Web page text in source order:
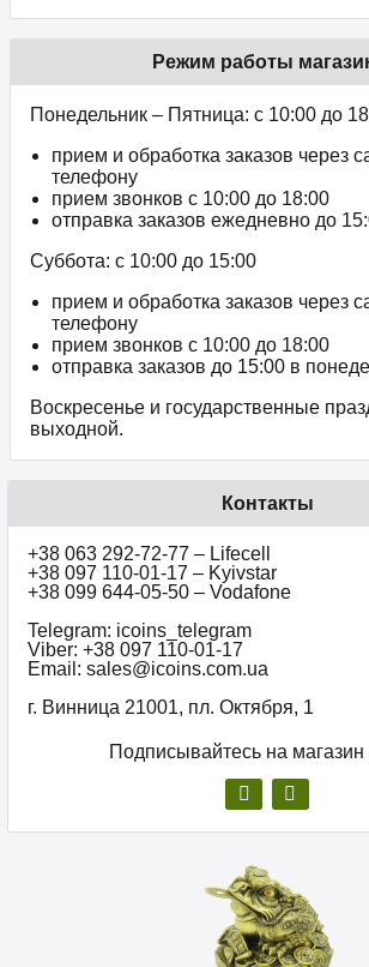
Режим работы
Понедельник – Пятница: с 10:00 до
прием и обработка заказов через
телефону
прием звонков c 10:00 до 18:00
отправка заказов ежедневно до
Суббота: с 10:00 до 15:00
прием и обработка заказов через
телефону
прием звонков c 10:00 до 18:00
отправка заказов до 15:00 в
Воскресенье и государственные
выходной.
Контакты
+38 063 292-72-77 – Lifecell
+38 097 110-01-17 – Kyivstar
+38 099 644-05-50 – Vodafone
Telegram: icoins_telegram
Viber: +38 097 110-01-17
Email: sales@icoins.com.ua
г. Винница 21001, пл. Октября, 1
Подписывайтесь на магазин